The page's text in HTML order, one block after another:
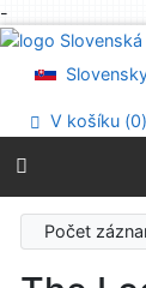
-
Prejsť na
Prehlásenie
V košíku (0)
Počet